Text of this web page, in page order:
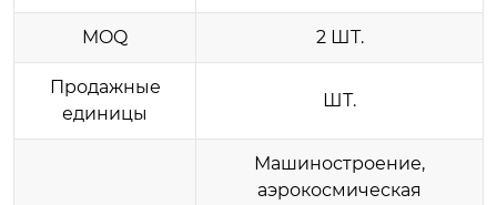
MOQ 2 ШТ.
Продажные
единицы
ШТ.
Машиностроение,
аэрокосмическая